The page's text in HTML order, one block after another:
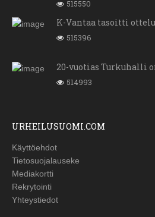
515550
K-Vantaa tasoitti
515396
20-vuotias Turkuhalli
514993
URHEILUSUOMI.COM
Käyttöehdot
Tietosuojalauseke
Mediakortti
Rekrytointi
Yhteystiedot